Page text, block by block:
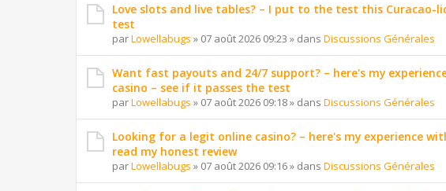
Love slots and live tables? – I put to the test this Curacao-
test
parLowellabugs » 07 août 2026 09:23 » dans Discussions Générales
Want fast payouts and 24/7 support? – here's my
casino – see if it passes the test
parLowellabugs » 07 août 2026 09:18» dans Discussions Générales
Looking for a legit online casino? – here's my experience
read my honest review
parLowellabugs » 07 août 2026 09:16» dans Discussions Générales